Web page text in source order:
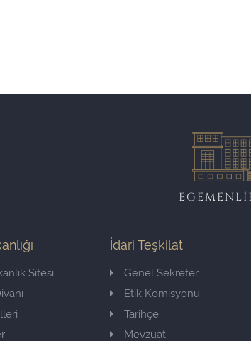
Sitesi
İdari Teşkilat
Genel Sekreter
Etik Komisyonu
Tarihçe
Mevzuat